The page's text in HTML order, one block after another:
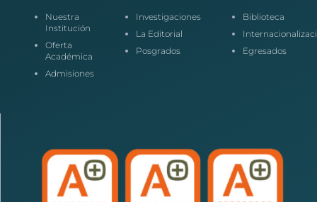
Nuestra
Institución
Oferta
Académica
Admisiones
Investigaciones
La Editorial
Posgrados
Biblioteca
Egresados